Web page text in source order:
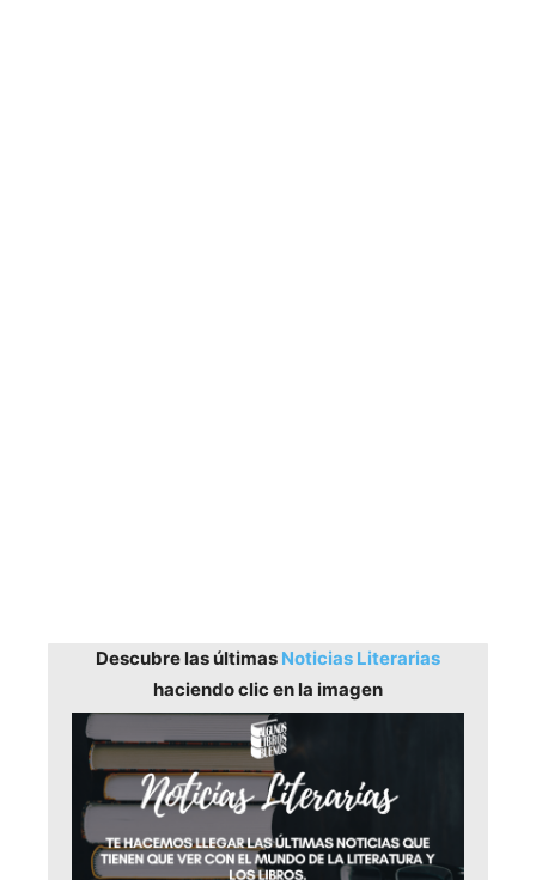
Descubre las últimas Noticias Literarias
haciendo clic en la imagen